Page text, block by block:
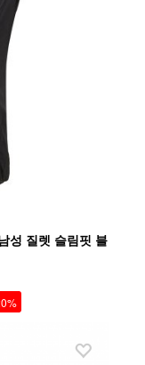
성 질렛 슬림핏 블